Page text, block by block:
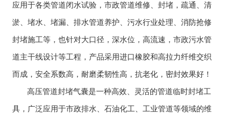
应用于各类管道闭水试验，市政管道维修、封堵，疏通、清
淤、堵水、堵漏、排水管道养护、污水行业处理、消防抢修
封堵施工等 ，也针对大口径，深水位，高流速，市政污水管
道主干线设计等工程，产品采用进口橡胶和高拉力纤维交织
而成，安全系数高，耐磨柔韧性高，抗老化，密封效果好！
高压管道封堵气囊是一种高效、灵活的管道临时封堵工
具，广泛应用于市政排水、石油化工、工业管道等领域的维